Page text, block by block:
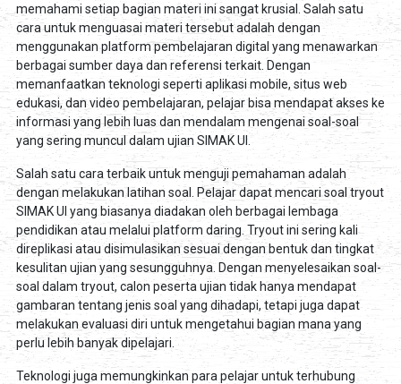
memahami setiap bagian materi ini sangat krusial. Salah satu
cara untuk menguasai materi tersebut adalah dengan
menggunakan platform pembelajaran digital yang menawarkan
berbagai sumber daya dan referensi terkait. Dengan
memanfaatkan teknologi seperti aplikasi mobile, situs web
edukasi, dan video pembelajaran, pelajar bisa mendapat akses ke
informasi yang lebih luas dan mendalam mengenai soal-soal
yang sering muncul dalam ujian SIMAK UI.
Salah satu cara terbaik untuk menguji pemahaman adalah
dengan melakukan latihan soal. Pelajar dapat mencari soal tryout
SIMAK UI yang biasanya diadakan oleh berbagai lembaga
pendidikan atau melalui platform daring. Tryout ini sering kali
direplikasi atau disimulasikan sesuai dengan bentuk dan tingkat
kesulitan ujian yang sesungguhnya. Dengan menyelesaikan soal-
soal dalam tryout, calon peserta ujian tidak hanya mendapat
gambaran tentang jenis soal yang dihadapi, tetapi juga dapat
melakukan evaluasi diri untuk mengetahui bagian mana yang
perlu lebih banyak dipelajari.
Teknologi juga memungkinkan para pelajar untuk terhubung